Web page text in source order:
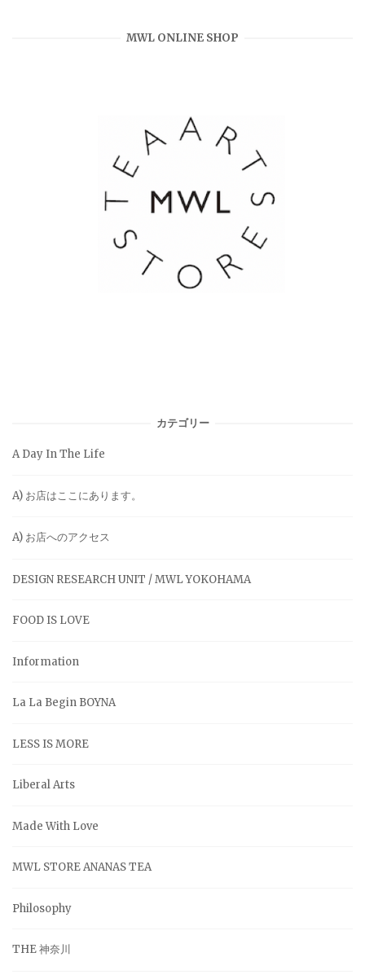
MWL ONLINE SHOP
カテゴリー
A Day In The Life
A) お店はここにあります。
A) お店へのアクセス
DESIGN RESEARCH UNIT / MWL YOKOHAMA
FOOD IS LOVE
Information
La La Begin BOYNA
LESS IS MORE
Liberal Arts
Made With Love
MWL STORE ANANAS TEA
Philosophy
THE 神奈川